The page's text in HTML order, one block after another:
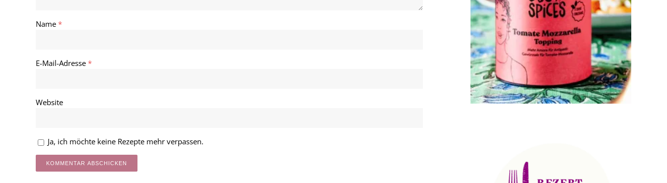
Name *
E-Mail-Adresse *
Website
Ja, ich möchte keine Rezepte mehr verpassen.